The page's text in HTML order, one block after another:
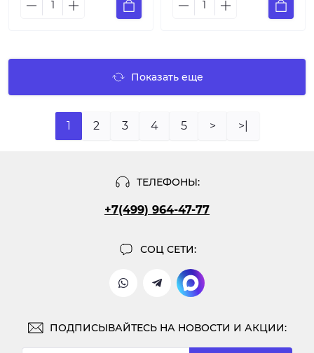
Показать еще
1 2 3 4 5 > >|
ТЕЛЕФОНЫ:
+7(499) 964-47-77
СОЦ СЕТИ:
ПОДПИСЫВАЙТЕСЬ НА НОВОСТИ И АКЦИИ: